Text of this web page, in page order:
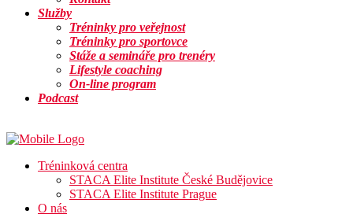
Služby
Tréninky pro veřejnost
Tréninky pro sportovce
Stáže a semináře pro trenéry
Lifestyle coaching
On-line program
Podcast
Tréninková centra
STACA Elite Institute České Budějovice
STACA Elite Institute Prague
O nás